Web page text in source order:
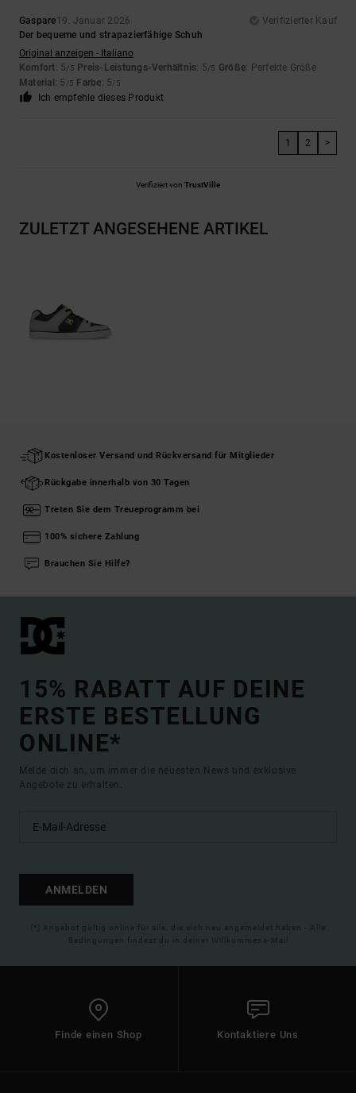
Gaspare19. Januar 2026
Verifizierter Kauf
Der bequeme und strapazierfähige Schuh
Original anzeigen - Italiano
Komfort: 5/5 Preis-Leistungs-Verhältnis: 5/5 Größe: Perfekte Größe
Material : 5 /5 Farbe: 5/5
Ich empfehle dieses Produkt
1 2 >
Verifiziert von TrustVille
ZULETZT ANGESEHENE ARTIKEL
Kostenloser Versand und Rückversand für Mitglieder
Rückgabe innerhalb von 30 Tagen
Treten Sie dem Treueprogramm bei
100% sichere Zahlung
Brauchen Sie Hilfe?
15% RABATT AUF DEINE
ERSTE BESTELLUNG
ONLINE*
Melde dich an, um immer die neuesten News und exklusive
Angebote zu erhalten.
ANMELDEN
(*) Angebot gültig online für alle, die sich neu angemeldet haben - Alle
Bedingungen findest du in deiner Willkommens-Mail
Finde einen Shop Kontaktiere Uns